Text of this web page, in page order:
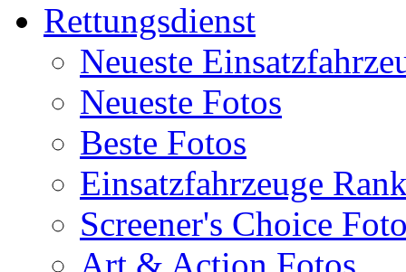
Rettungsdienst
Neueste
Neueste Fotos
Beste Fotos
Einsatzfahrzeuge
Screener's Choice